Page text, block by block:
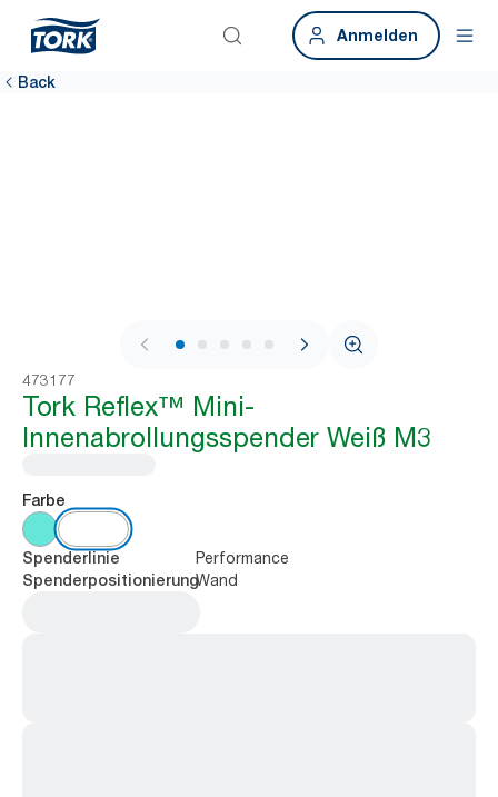
Anmelden
Back
1 / 11
473177
Tork Reflex™ Mini-
Innenabrollungsspender Weiß M3
Farbe
Spenderlinie Performance
SpenderpositionierungWand